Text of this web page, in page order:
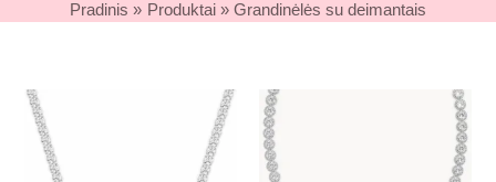
Pradinis Produktai Grandinėlės su deimantais
Price
range:
7800,00 €
through
90000,00 €
Price
range:
through